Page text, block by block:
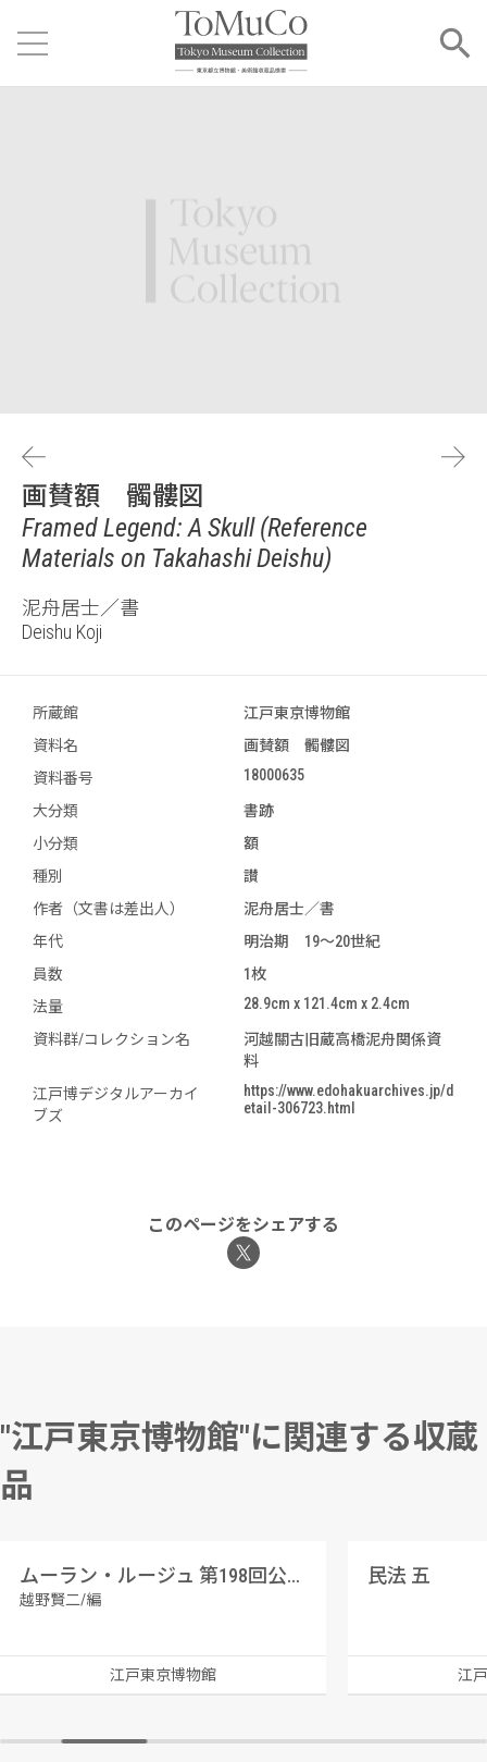
画賛額 髑髏図
Framed Legend: A Skull (Reference
Materials on Takahashi Deishu)
泥舟居士／書
Deishu Koji
所蔵館
江戸東京博物館
資料名
画賛額 髑髏図
資料番号
18000635
大分類
書跡
小分類
額
種別
讃
作者（文書は差出人）
泥舟居士／書
年代
明治期 19～20世紀
員数
1枚
法量
28.9cm x 121.4cm x 2.4cm
資料群/コレクション名
河越關古旧蔵高橋泥舟関係資
料
江戸博デジタルアーカイ
ブズ
https://www.edohakuarchives.jp/d
etail-306723.html
このページをシェアする
"江戸東京博物館"に関連する収蔵
品
ムーラン・ルージュ 第198回公演番組
越野賢二/編
江戸東京博物館
民法 五
江